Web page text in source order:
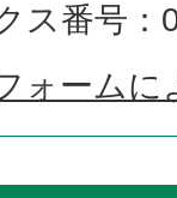
ス番号：
ォーム